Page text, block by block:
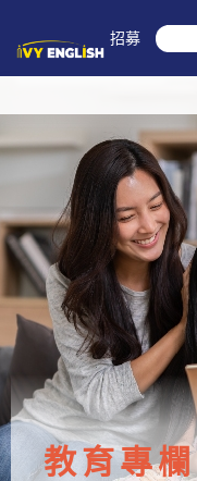
菁英招募
教育專欄